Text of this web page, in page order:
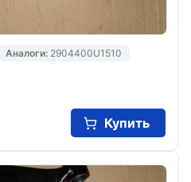
Аналоги: 2904400U1510
Купить